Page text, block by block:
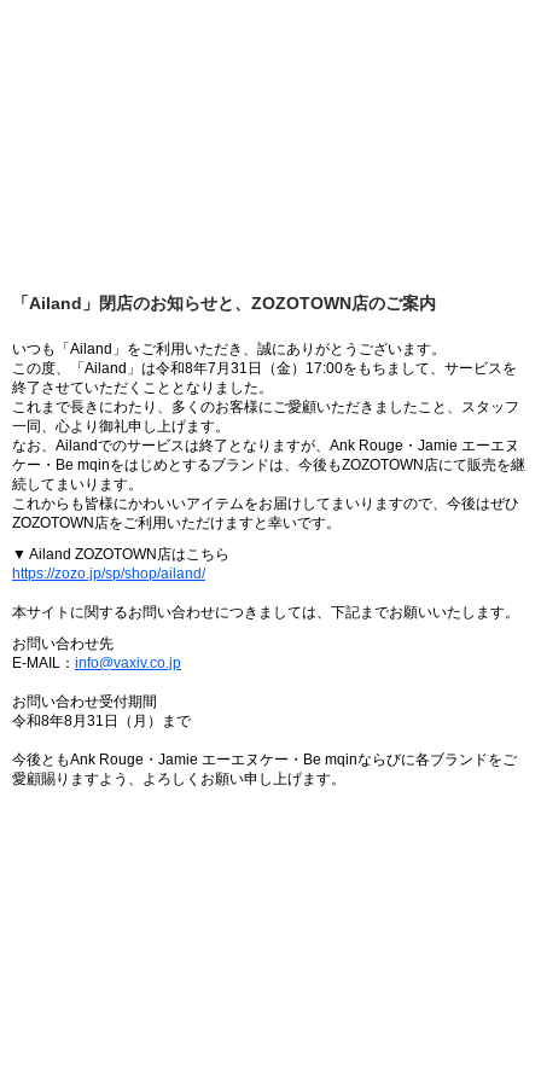
「Ailand」閉店のお知らせと、ZOZOTOWN店のご案内
いつも「Ailand」をご利用いただき、誠にありがとうございます。
この度、「Ailand」は令和8年7月31日（金）17:00をもちまして、サービスを
終了させていただくこととなりました。
これまで長きにわたり、多くのお客様にご愛顧いただきましたこと、スタッフ
一同、心より御礼申し上げます。
なお、Ailandでのサービスは終了となりますが、Ank Rouge・Jamie エーエヌ
ケー・Be mqinをはじめとするブランドは、今後もZOZOTOWN店にて販売を継
続してまいります。
これからも皆様にかわいいアイテムをお届けしてまいりますので、今後はぜひ
ZOZOTOWN店をご利用いただけますと幸いです。
▼ Ailand ZOZOTOWN店はこちら
https://zozo.jp/sp/shop/ailand/
本サイトに関するお問い合わせにつきましては、下記までお願いいたします。
お問い合わせ先
E-MAIL： info@vaxiv.co.jp
お問い合わせ受付期間
令和8年8月31日（月）まで
今後ともAnk Rouge・Jamie エーエヌケー・Be mqinならびに各ブランドをご
愛顧賜りますよう、よろしくお願い申し上げます。